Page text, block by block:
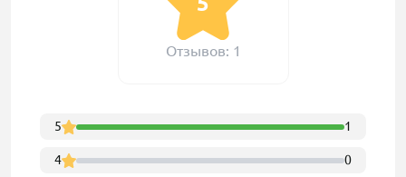
Отзывов: 1
5 1
4 0